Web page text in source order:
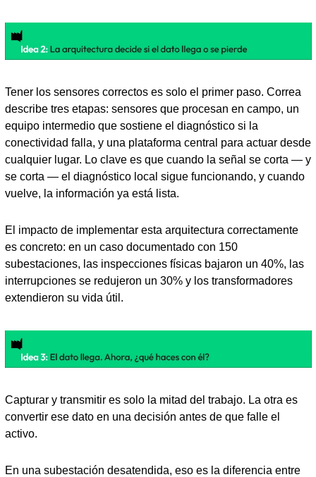
Tener los sensores correctos es solo el primer paso. Correa
describe tres etapas: sensores que procesan en campo, un
equipo intermedio que sostiene el diagnóstico si la
conectividad falla, y una plataforma central para actuar desde
cualquier lugar. Lo clave es que cuando la señal se corta — y
se corta — el diagnóstico local sigue funcionando, y cuando
vuelve, la información ya está lista.
El impacto de implementar esta arquitectura correctamente
es concreto: en un caso documentado con 150
subestaciones, las inspecciones físicas bajaron un 40%, las
interrupciones se redujeron un 30% y los transformadores
extendieron su vida útil.
Capturar y transmitir es solo la mitad del trabajo. La otra es
convertir ese dato en una decisión antes de que falle el
activo.
En una subestación desatendida, eso es la diferencia entre